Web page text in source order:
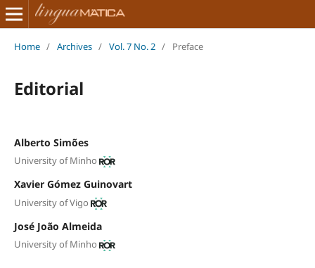
Home / Archives / Vol. 7 No. 2 / Preface
Editorial
Alberto Simões
University of Minho
Xavier Gómez Guinovart
University of Vigo
José João Almeida
University of Minho